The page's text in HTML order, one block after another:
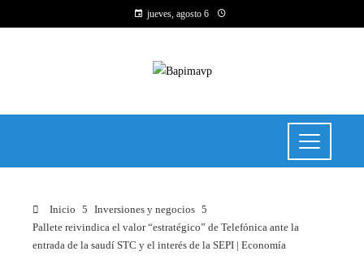
jueves, agosto 6
Inicio
Inversiones y negocios
Pallete reivindica el valor “estratégico” de Telefónica ante la
entrada de la saudí STC y el interés de la SEPI | Economía